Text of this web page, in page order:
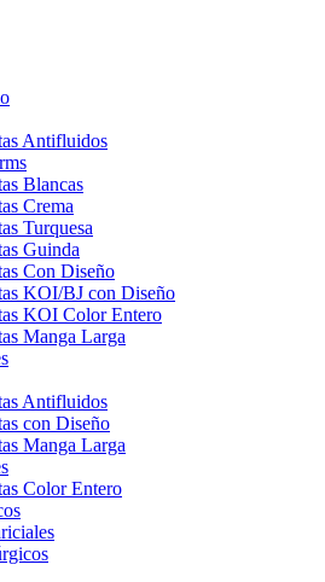
Antifluidos
Blancas
Crema
Turquesa
Guinda
Con Diseño
KOI/BJ con Diseño
KOI Color Entero
Manga Larga
Antifluidos
con Diseño
Manga Larga
Color Entero